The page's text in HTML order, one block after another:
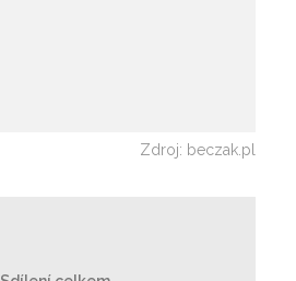
Zdroj: beczak.pl